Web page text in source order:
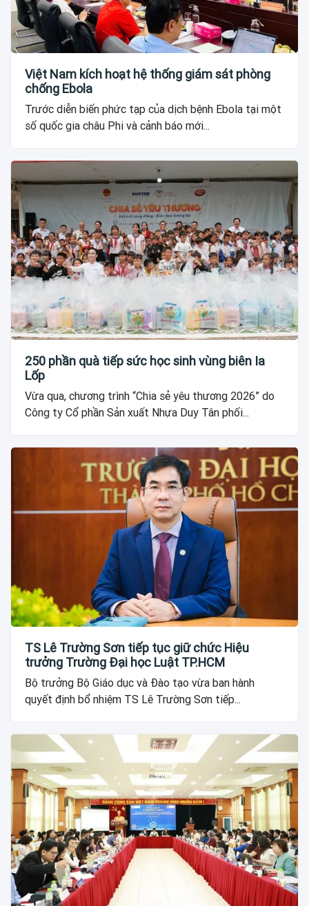
Việt Nam kích hoạt hệ thống giám sát phòng
chống Ebola
Trước diễn biến phức tạp của dịch bệnh Ebola tại một
số quốc gia châu Phi và cảnh báo mới...
250 phần quà tiếp sức học sinh vùng biên Ia
Lốp
Vừa qua, chương trình “Chia sẻ yêu thương 2026” do
Công ty Cổ phần Sản xuất Nhựa Duy Tân phối...
TS Lê Trường Sơn tiếp tục giữ chức Hiệu
trưởng Trường Đại học Luật TP.HCM
Bộ trưởng Bộ Giáo dục và Đào tạo vừa ban hành
quyết định bổ nhiệm TS Lê Trường Sơn tiếp...